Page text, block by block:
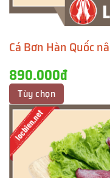
Cá Bơn Hàn Quốc
890.000đ
Tùy chọn